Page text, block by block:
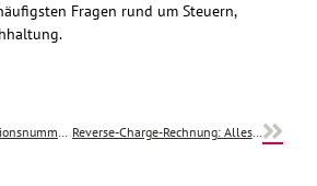
Fragen rund um Steuern,
Wirtschaftsidentifikationsnummer (W-IdNr.): Wichtige Infos & Fristen Reverse-Charge-Rechnung: Alles, was du wissen musst